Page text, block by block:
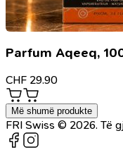
Parfum Aqeeq,
CHF 29.90
Më shumë produkte
FRI Swiss © 2026. Të